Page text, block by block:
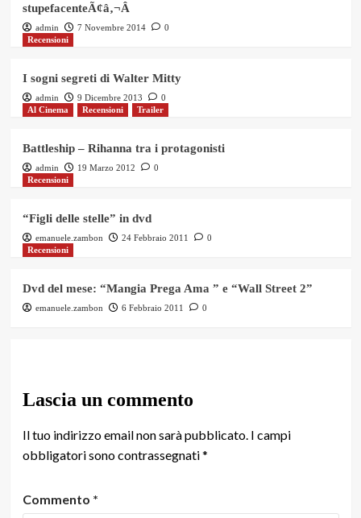
stupefacenteÃ¢â‚¬Â
admin 7 Novembre 2014
0
Recensioni
I sogni segreti di Walter Mitty
admin 9 Dicembre 2013
0
Al Cinema
Recensioni Trailer
Battleship – Rihanna tra i protagonisti
admin 19 Marzo 2012
0
Recensioni
“Figli delle stelle” in dvd
emanuele.zambon 24 Febbraio 2011
0
Recensioni
Dvd del mese: “Mangia Prega Ama ” e “Wall Street 2”
emanuele.zambon 6 Febbraio 2011 0
Lascia un commento
Il tuo indirizzo email non sarà pubblicato. I campi
obbligatori sono contrassegnati*
Commento *